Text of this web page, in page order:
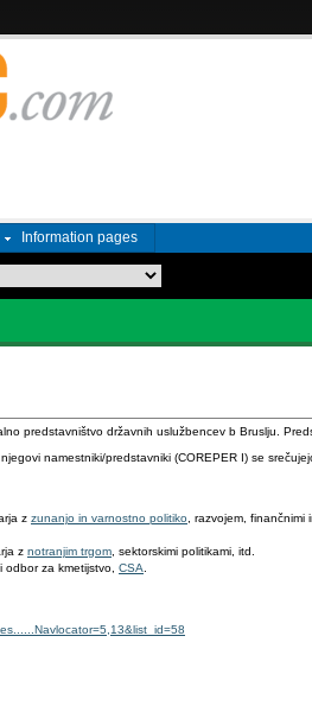
Information pages
predstavništvo državnih uslužbencev b Bruslju.
namestniki/predstavniki (COREPER I) se
z zunanjo in varnostno politiko , razvojem,
z notranjim trgom , sektorskimi politikami, itd.
za kmetijstvo, CSA